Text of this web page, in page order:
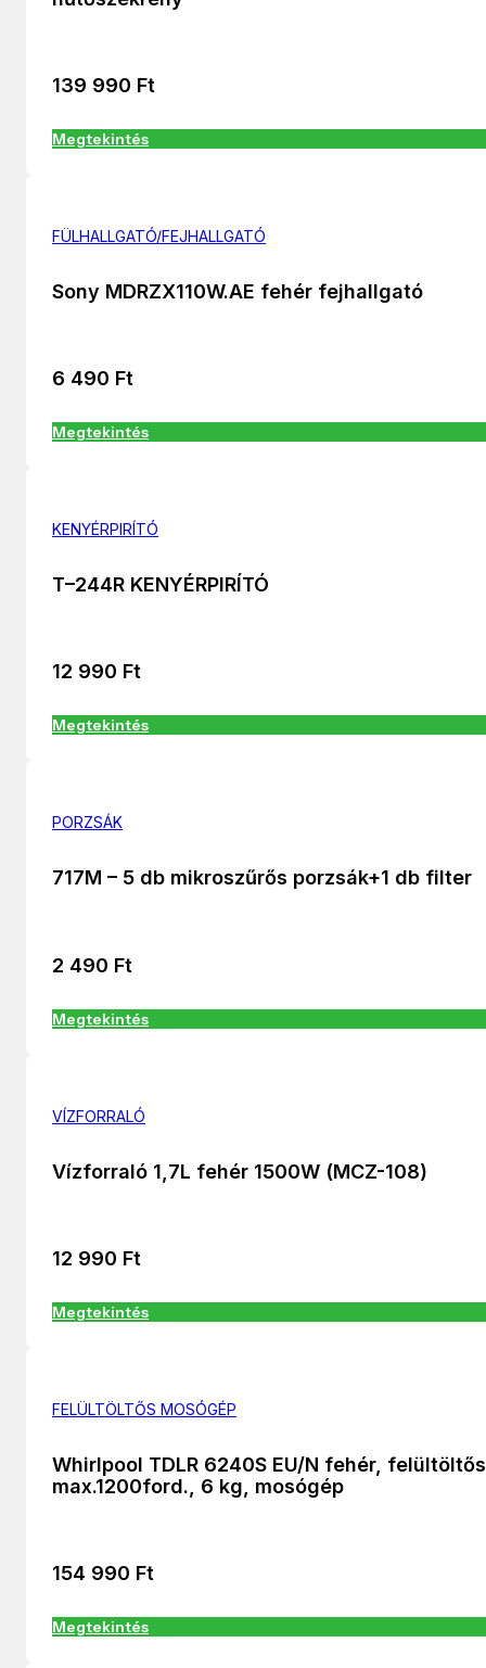
139 990 Ft
Megtekintés
FÜLHALLGATÓ/FEJHALLGATÓ
Sony MDRZX110W.AE fehér fejhallgató
6 490 Ft
Megtekintés
KENYÉRPIRÍTÓ
T–244R KENYÉRPIRÍTÓ
12 990 Ft
Megtekintés
PORZSÁK
717M – 5 db mikroszűrős porzsák+1 db filter
2 490 Ft
Megtekintés
VÍZFORRALÓ
Vízforraló 1,7L fehér 1500W (MCZ-108)
12 990 Ft
Megtekintés
FELÜLTÖLTŐS MOSÓGÉP
Whirlpool TDLR 6240S EU/N fehér,
max.1200ford., 6 kg, mosógép
154 990 Ft
Megtekintés